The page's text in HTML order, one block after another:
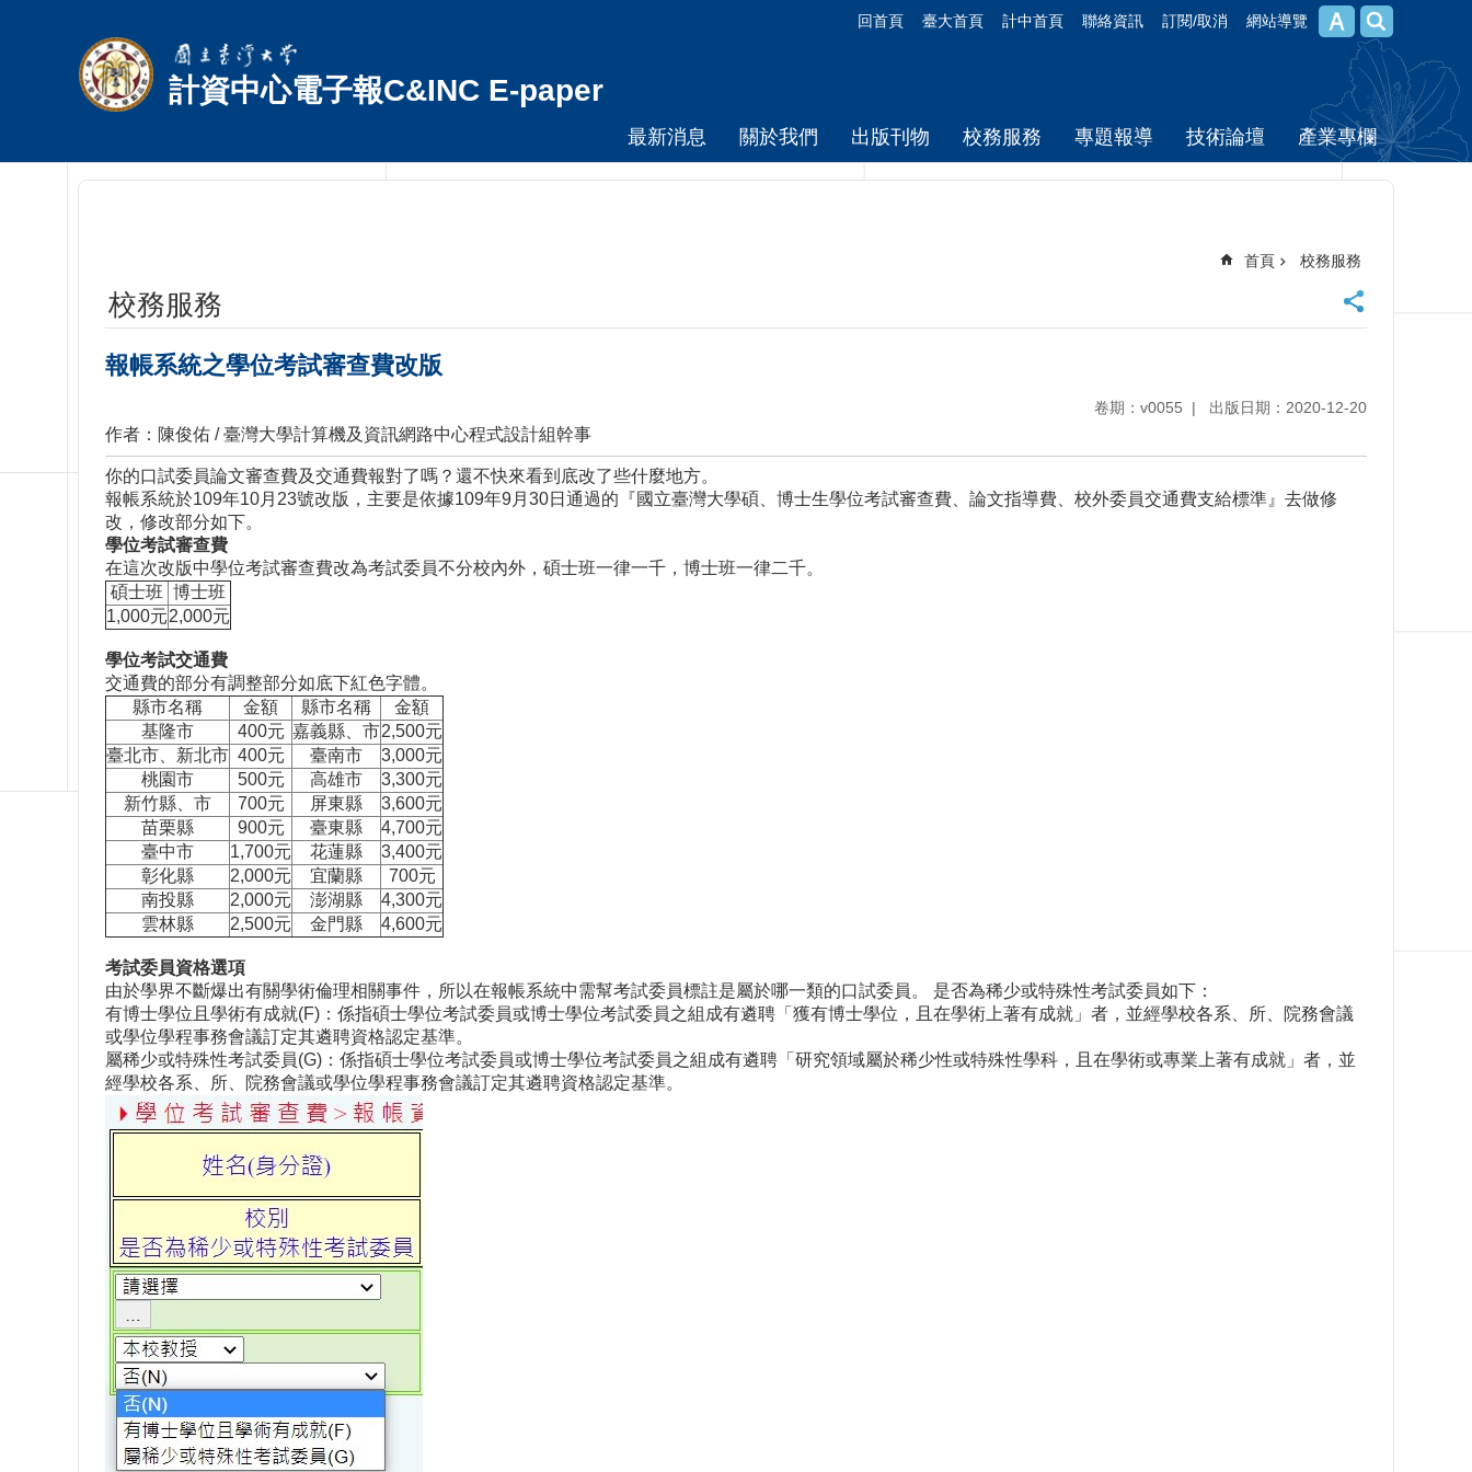
回首頁 臺大首頁 計中首頁 聯絡資訊 訂閱/取消 網站導覽
計資中心電子報C&INC E-paper
最新消息 關於我們 出版刊物 校務服務 專題報導 技術論壇 產業專欄
首頁 校務服務
校務服務
報帳系統之學位考試審查費改版
卷期：v0055 出版日期：2020-12-20
作者：陳俊佑 / 臺灣大學計算機及資訊網路中心程式設計組幹事
你的口試委員論文審查費及交通費報對了嗎？還不快來看到底改了些什麼地方。
報帳系統於109年10月23號改版，主要是依據109年9月30日通過的『國立臺灣大學碩、博士生學位考試審查費、論文指導費、校外委員交通費支給標準』去做修
改，修改部分如下。
學位考試審查費
在這次改版中學位考試審查費改為考試委員不分校內外，碩士班一律一千，博士班一律二千。
碩士班 博士班
1,000元2,000元
學位考試交通費
交通費的部分有調整部分如底下紅色字體。
縣市名稱
金額 縣市名稱
金額
基隆市
400元 嘉義縣、市2,500元
臺北市、新北市 400元 臺南市
3,000元
桃園市
500元 高雄市
3,300元
新竹縣、市
700元 屏東縣
3,600元
苗栗縣
900元 臺東縣
4,700元
臺中市
1,700元 花蓮縣
3,400元
彰化縣
2,000元 宜蘭縣
700元
南投縣
2,000元 澎湖縣
4,300元
雲林縣
2,500元 金門縣 4,600元
考試委員資格選項
由於學界不斷爆出有關學術倫理相關事件，所以在報帳系統中需幫考試委員標註是屬於哪一類的口試委員。 是否為稀少或特殊性考試委員如下：
有博士學位且學術有成就(F)：係指碩士學位考試委員或博士學位考試委員之組成有遴聘「獲有博士學位，且在學術上著有成就」者，並經學校各系、所、院務會議
或學位學程事務會議訂定其遴聘資格認定基準。
屬稀少或特殊性考試委員(G)：係指碩士學位考試委員或博士學位考試委員之組成有遴聘「研究領域屬於稀少性或特殊性學科，且在學術或專業上著有成就」者，並
經學校各系、所、院務會議或學位學程事務會議訂定其遴聘資格認定基準。